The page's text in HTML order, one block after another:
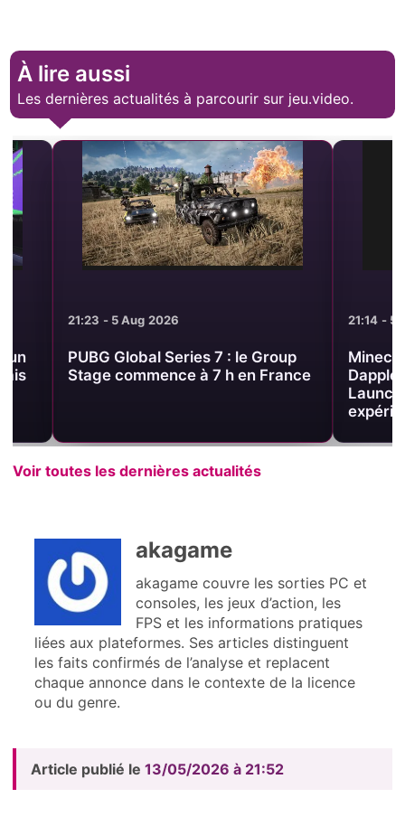
À lire aussi
Les dernières actualités à parcourir sur jeu.video.
21:23 - 5 Aug 2026
PUBG Global Series 7 : le Group
Stage commence à 7 h en France
21:14 - 5 Aug
Minecraft
Dappled
Launcher,
Voir toutes les dernières actualités
akagame
akagame couvre les sorties PC et
consoles, les jeux d’action, les
FPS et les informations pratiques
liées aux plateformes. Ses articles distinguent
les faits confirmés de l’analyse et replacent
chaque annonce dans le contexte de la licence
ou du genre.
Article publié le 13/05/2026 à 21:52